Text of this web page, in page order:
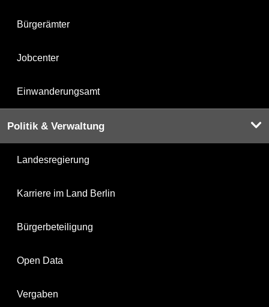
Bürgerämter
Jobcenter
Einwanderungsamt
Politik & Verwaltung
Landesregierung
Karriere im Land Berlin
Bürgerbeteiligung
Open Data
Vergaben